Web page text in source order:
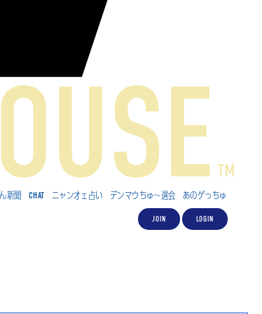
新聞 CHAT ニャンオェ占い デンマウちゅ～選会 あのゲっちゅ
JOIN LOGIN